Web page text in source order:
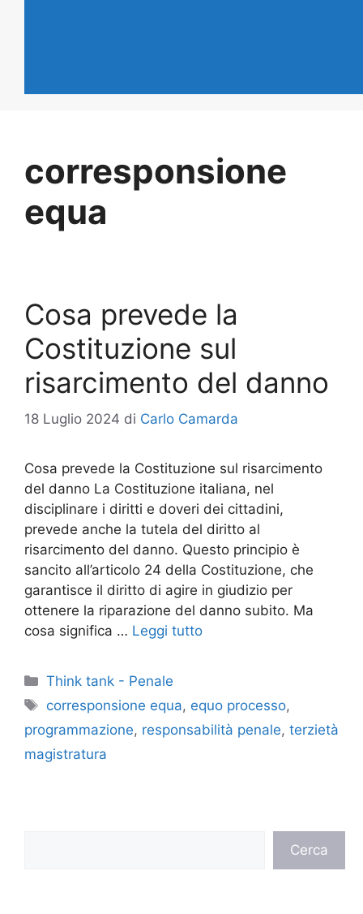
corresponsione
equa
Cosa prevede la
Costituzione sul
risarcimento del danno
18 Luglio 2024 di Carlo Camarda
Cosa prevede la Costituzione sul risarcimento
del danno La Costituzione italiana, nel
disciplinare i diritti e doveri dei cittadini,
prevede anche la tutela del diritto al
risarcimento del danno. Questo principio è
sancito all’articolo 24 della Costituzione, che
garantisce il diritto di agire in giudizio per
ottenere la riparazione del danno subito. Ma
cosa significa … Leggi tutto
Categorie
Think tank - Penale
Tag
corresponsione equa, equo processo,
programmazione, responsabilità penale, terzietà
magistratura
Cerca